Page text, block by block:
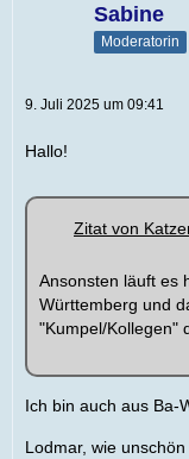
Sabine
Moderatorin
9. Juli 2025 um 09:41
Hallo!
Zitat von
Ansonsten läuft es
Württemberg und
"Kumpel/Kollegen"
Ich bin auch aus Ba-
Lodmar, wie